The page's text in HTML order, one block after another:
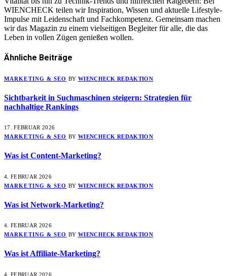
WIENCHECK teilen wir Inspiration, Wissen und aktuelle Lifestyle-
Impulse mit Leidenschaft und Fachkompetenz. Gemeinsam machen
wir das Magazin zu einem vielseitigen Begleiter für alle, die das
Leben in vollen Zügen genießen wollen.
Ähnliche Beiträge
MARKETING & SEO BY WIENCHECK REDAKTION
Sichtbarkeit in Suchmaschinen steigern: Strategien für
nachhaltige Rankings
17. FEBRUAR 2026
MARKETING & SEO BY WIENCHECK REDAKTION
Was ist Content-Marketing?
4. FEBRUAR 2026
MARKETING & SEO BY WIENCHECK REDAKTION
Was ist Network-Marketing?
4. FEBRUAR 2026
MARKETING & SEO BY WIENCHECK REDAKTION
Was ist Affiliate-Marketing?
4. FEBRUAR 2026